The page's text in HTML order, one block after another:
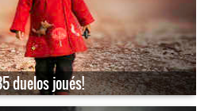
duelos joués!